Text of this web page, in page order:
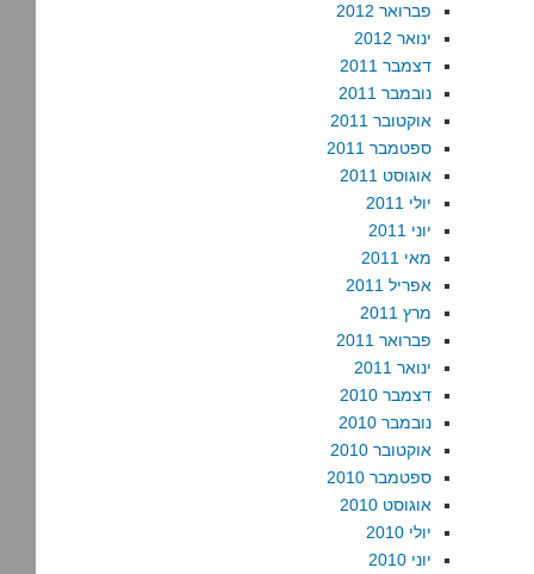
פברואר 2012
ינואר 2012
דצמבר 2011
נובמבר 2011
אוקטובר 2011
ספטמבר 2011
אוגוסט 2011
יולי 2011
יוני 2011
מאי 2011
אפריל 2011
מרץ 2011
פברואר 2011
ינואר 2011
דצמבר 2010
נובמבר 2010
אוקטובר 2010
ספטמבר 2010
אוגוסט 2010
יולי 2010
יוני 2010